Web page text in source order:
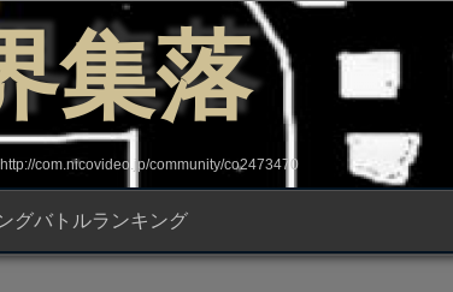
集落
com.nicovideo.jp/community/co2473470
グバトルランキング